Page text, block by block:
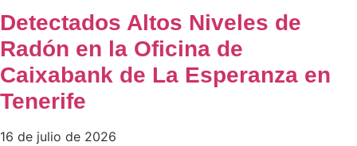
Detectados Altos Niveles de
Radón en la Oficina de
Caixabank de La Esperanza en
Tenerife
16 de julio de 2026